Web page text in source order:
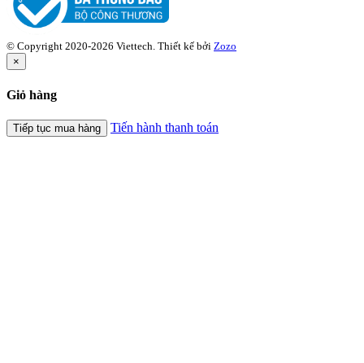
© Copyright 2020-2026 Viettech. Thiết kế bởi Zozo
×
Giỏ hàng
Tiếp tục mua hàng Tiến hành thanh toán